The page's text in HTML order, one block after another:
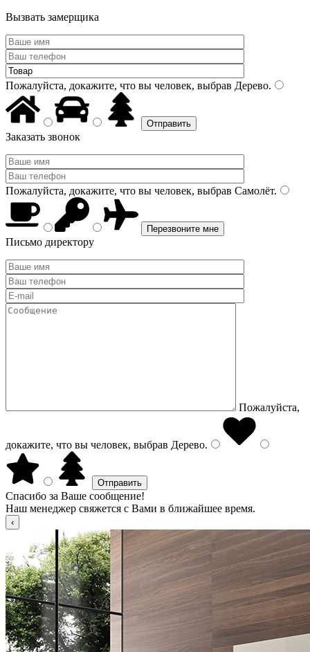
Вызвать замерщика
Пожалуйста, докажите, что вы человек, выбрав Дерево.
Заказать звонок
Пожалуйста, докажите, что вы человек, выбрав Самолёт.
Письмо директору
Пожалуйста,
докажите, что вы человек, выбрав Дерево.
Спасибо за Ваше сообщение!
Наш менеджер свяжется с Вами в ближайшее время.